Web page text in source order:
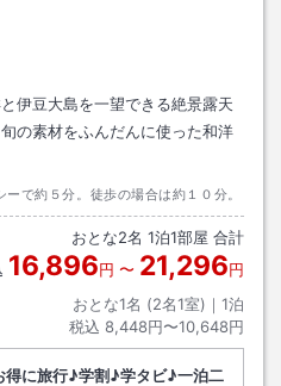
伊豆大島を一望できる絶景露天
の素材をふんだんに使った和洋
で約５分。徒歩の場合は約１０分。
おとな2名 1泊1部屋 合計
16,896円 〜 21,296円
おとな1名 (2名1室)｜ 1泊
税込 8,448円〜10,648円
得に旅行♪学割♪学タビ♪一泊二